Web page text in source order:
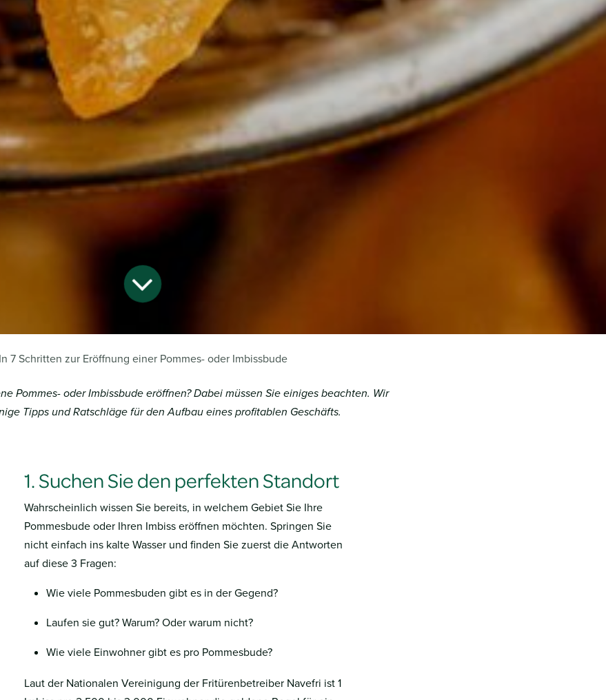
In 7 Schritten zur Eröffnung einer Pommes- oder Imbissbude
Pommes- oder Imbissbude eröffnen? Dabei müssen Sie einiges beachten. Wir
Tipps und Ratschläge für den Aufbau eines profitablen Geschäfts.
1. Suchen Sie den perfekten Standort
Wahrscheinlich wissen Sie bereits, in welchem Gebiet Sie Ihre
Pommesbude oder Ihren Imbiss eröffnen möchten. Springen Sie
nicht einfach ins kalte Wasser und finden Sie zuerst die Antworten
auf diese 3 Fragen:
Wie viele Pommesbuden gibt es in der Gegend?
Laufen sie gut? Warum? Oder warum nicht?
Wie viele Einwohner gibt es pro Pommesbude?
Laut der Nationalen Vereinigung der Fritürenbetreiber Navefri ist 1